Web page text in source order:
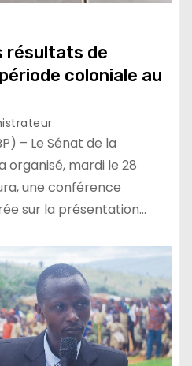
résultats de
coloniale au
– Le Sénat de la
organisé, mardi le 28
une conférence
sur la présentation…